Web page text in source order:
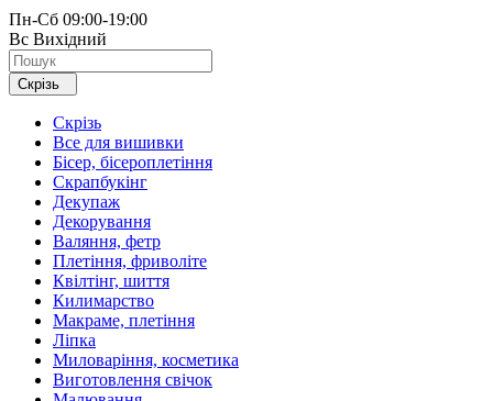
Пн-Сб 09:00-19:00
Вс Вихідний
Скрізь
Скрізь
Все для вишивки
Бісер, бісероплетіння
Скрапбукінг
Декупаж
Декорування
Валяння, фетр
Плетіння, фриволіте
Квілтінг, шиття
Килимарство
Макраме, плетіння
Ліпка
Миловаріння, косметика
Виготовлення свічок